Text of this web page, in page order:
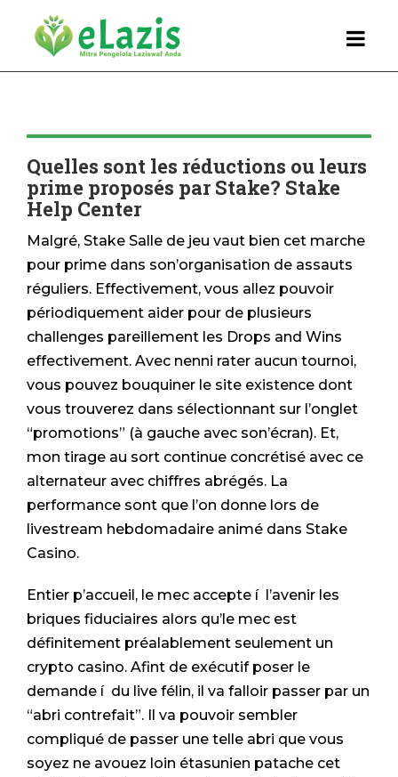
Quelles sont les réductions ou leurs
prime proposés par Stake? Stake
Help Center
Malgré, Stake Salle de jeu vaut bien cet marche
pour prime dans son’organisation de assauts
réguliers. Effectivement, vous allez pouvoir
périodiquement aider pour de plusieurs
challenges pareillement les Drops and Wins
effectivement. Avec nenni rater aucun tournoi,
vous pouvez bouquiner le site existence dont
vous trouverez dans sélectionnant sur l’onglet
“promotions” (à gauche avec son’écran). Et,
mon tirage au sort continue concrétisé avec ce
alternateur avec chiffres abrégés. La
performance sont que l’on donne lors de
livestream hebdomadaire animé dans Stake
Casino.
Entier p’accueil, le mec accepte í l’avenir les
briques fiduciaires alors qu’le mec est
définitement préalablement seulement un
crypto casino. Afint de exécutif poser le
demande í du live félin, il va falloir passer par un
“abri contrefait”. Il va pouvoir sembler
compliqué de passer une telle abri que vous
soyez ne avouez loin étasunien patache cet